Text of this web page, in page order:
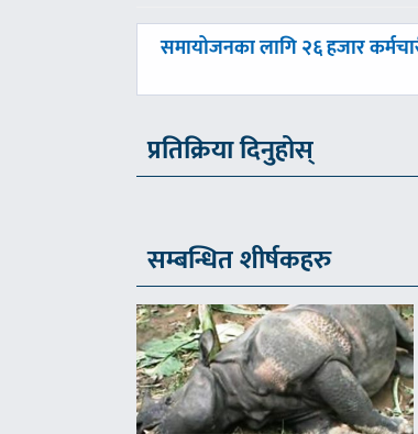
पछिल्लाे
समायोजनका लागि २६ हजार
प्रतिक्रिया दिनुहोस्
सम्बन्धित शीर्षकहरु